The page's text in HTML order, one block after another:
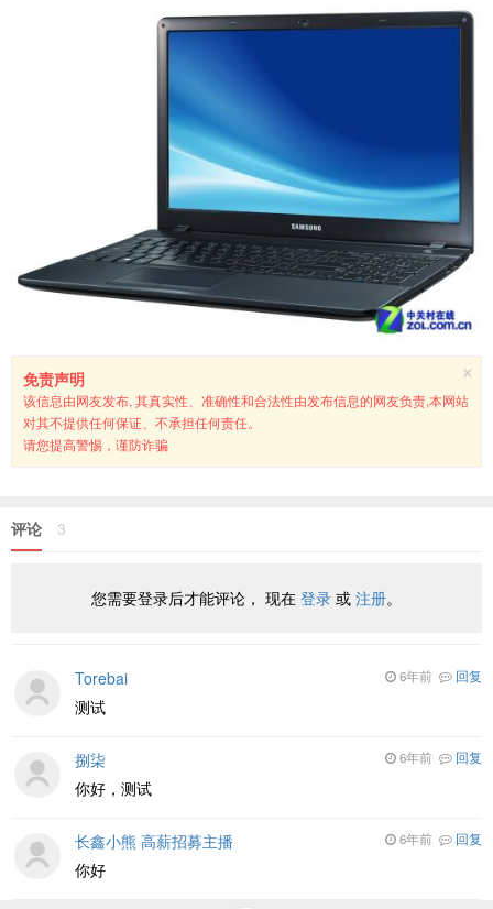
×
免责声明
该信息由网友发布, 其真实性、准确性和合法性由发布信息的网友负责,本网站
对其不提供任何保证、不承担任何责任。
请您提高警惕，谨防诈骗
评论 3
您需要登录后才能评论， 现在 登录 或 注册。
Torebai 6年前 回复
测试
捌柒 6年前 回复
你好，测试
长鑫小熊 高薪招募主播 6年前 回复
你好